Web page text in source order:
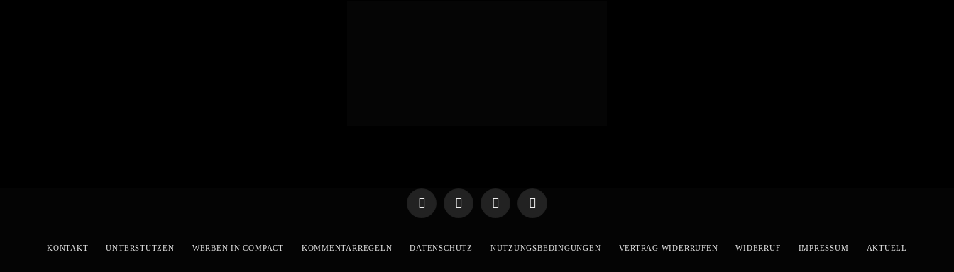
TelegramWhatsApp
X
YouTube
KONTAKT UNTERSTÜTZEN WERBEN IN COMPACT KOMMENTARREGELN DATENSCHUTZ NUTZUNGSBEDINGUNGEN VERTRAG WIDERRUFEN WIDERRUF IMPRESSUM AKTUELL